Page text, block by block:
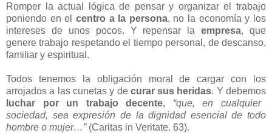
Romper la actual lógica de pensar y organizar el trabajo
poniendo en el centro a la persona, no la economía y los
intereses de unos pocos. Y repensar laempresa, que
genere trabajo respetando el tiempo personal, de descanso,
familiar y espiritual.
Todos tenemos la obligación moral de cargar con los
arrojados a las cunetas y de curar sus heridas. Y debemos
luchar por un trabajo decente, “que, en cualquier
sociedad, sea expresión de la dignidad esencial de todo
hombre o mujer…”(Caritas in Veritate. 63).